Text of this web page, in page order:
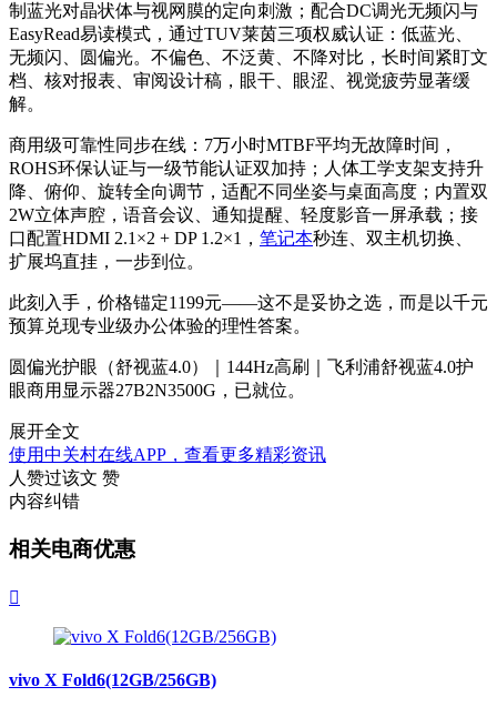
制蓝光对晶状体与视网膜的定向刺激；配合DC调光无频闪与
EasyRead易读模式，通过TUV莱茵三项权威认证：低蓝光、
无频闪、圆偏光。不偏色、不泛黄、不降对比，长时间紧盯文
档、核对报表、审阅设计稿，眼干、眼涩、视觉疲劳显著缓
解。
商用级可靠性同步在线：7万小时MTBF平均无故障时间，
ROHS环保认证与一级节能认证双加持；人体工学支架支持升
降、俯仰、旋转全向调节，适配不同坐姿与桌面高度；内置双
2W立体声腔，语音会议、通知提醒、轻度影音一屏承载；接
口配置HDMI 2.1×2 + DP 1.2×1， 笔记本秒连、双主机切换、
扩展坞直挂，一步到位。
此刻入手，价格锚定1199元——这不是妥协之选，而是以千元
预算兑现专业级办公体验的理性答案。
圆偏光护眼（舒视蓝4.0）｜144Hz高刷｜飞利浦舒视蓝4.0护
眼商用显示器27B2N3500G，已就位。
展开全文
使用中关村在线APP，查看更多精彩资讯
人赞过该文 赞
内容纠错
相关电商优惠

vivo X Fold6(12GB/256GB)